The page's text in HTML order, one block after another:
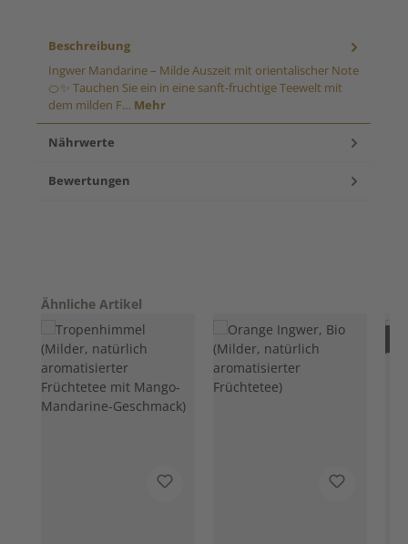
Beschreibung
Ingwer Mandarine – Milde Auszeit mit orientalischer Note
🍊✨ Tauchen Sie ein in eine sanft-fruchtige Teewelt mit
dem milden F… Mehr
Nährwerte
Bewertungen
Produktgalerie überspringen
Ähnliche Artikel